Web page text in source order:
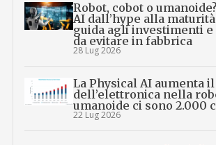
Robot, cobot o
AI dall’hype alla
guida agli investimenti
da evitare in fabbrica
28 Lug 2026
La Physical AI aumenta
dell’elettronica nella
umanoide ci sono 2.000
22 Lug 2026